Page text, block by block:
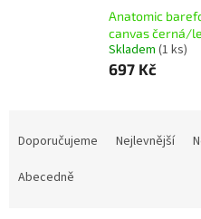
Anatomic
canvas černá/
Skladem (1 ks)
697 Kč
Doporučujeme Nejlevnější
Abecedně